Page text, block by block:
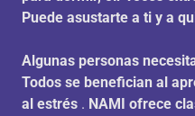
Puede asustarte a ti y a
Algunas personas
Todos se benefician al
al estrés . NAMI ofrece